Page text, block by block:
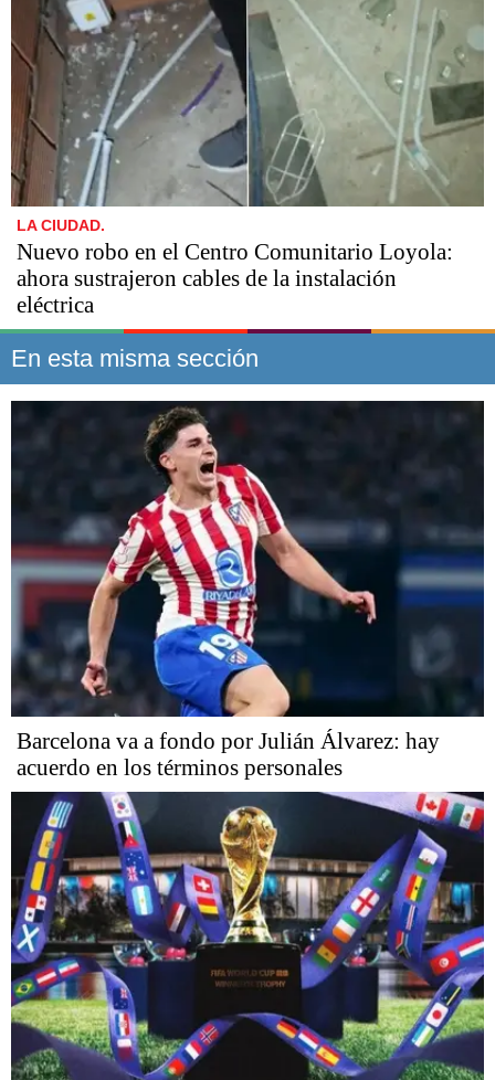
LA CIUDAD.
Nuevo robo en el Centro Comunitario Loyola:
ahora sustrajeron cables de la instalación
eléctrica
En esta misma sección
Barcelona va a fondo por Julián Álvarez: hay
acuerdo en los términos personales